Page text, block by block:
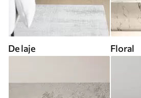
De laje Floral